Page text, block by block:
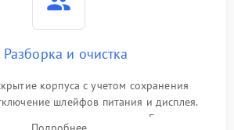
Разборка и очистка
корпуса с учетом сохранения
шлейфов питания и дисплея.
плат от окислов и пыли. Бережная